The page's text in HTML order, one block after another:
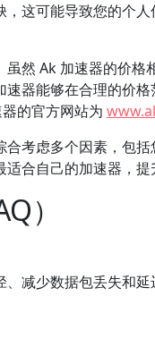
这可能导致您的个
然 Ak 加速器的价
器能够在合理的价
的官方网站为
考虑多个因素，包
合自己的加速器，提
）
减少数据包丢失和